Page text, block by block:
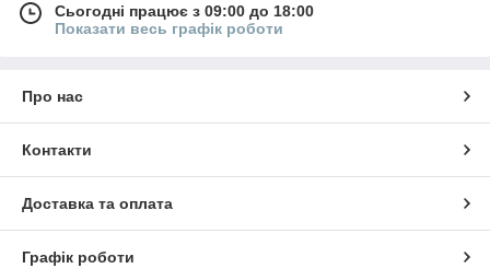
Сьогодні працює з 09:00 до 18:00
Показати весь графік роботи
Про нас
Контакти
Доставка та оплата
Графік роботи